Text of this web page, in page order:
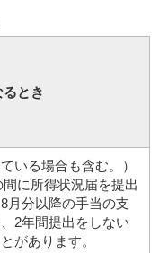
とき
いる場合も含む。）
に所得状況届を提出
月分以降の手当の支
2年間提出をしない
があります。